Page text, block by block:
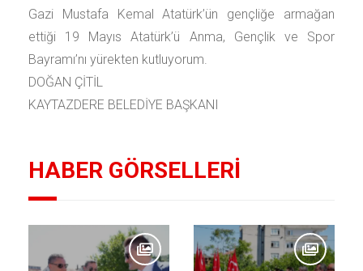
Gazi Mustafa Kemal Atatürk’ün gençliğe armağan
ettiği 19 Mayıs Atatürk’ü Anma, Gençlik ve Spor
Bayramı’nı yürekten kutluyorum.
DOĞAN ÇİTİL
KAYTAZDERE BELEDİYE BAŞKANI
HABER GÖRSELLERİ